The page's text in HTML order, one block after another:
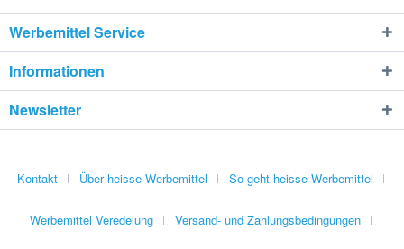
Werbemittel Service
Informationen
Newsletter
Kontakt Über heisse Werbemittel So geht heisse Werbemittel
Werbemittel Veredelung Versand- und Zahlungsbedingungen